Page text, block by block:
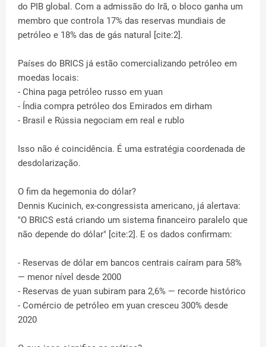
do PIB global. Com a admissão do Irã, o bloco ganha um
membro que controla 17% das reservas mundiais de
petróleo e 18% das de gás natural [cite:2].
Países do BRICS já estão comercializando petróleo em
moedas locais:
- China paga petróleo russo em yuan
- Índia compra petróleo dos Emirados em dirham
- Brasil e Rússia negociam em real e rublo
Isso não é coincidência. É uma estratégia coordenada de
desdolarização.
O fim da hegemonia do dólar?
Dennis Kucinich, ex-congressista americano, já alertava:
"O BRICS está criando um sistema financeiro paralelo que
não depende do dólar" [cite:2]. E os dados confirmam:
- Reservas de dólar em bancos centrais caíram para 58%
— menor nível desde 2000
- Reservas de yuan subiram para 2,6% — recorde histórico
- Comércio de petróleo em yuan cresceu 300% desde
2020